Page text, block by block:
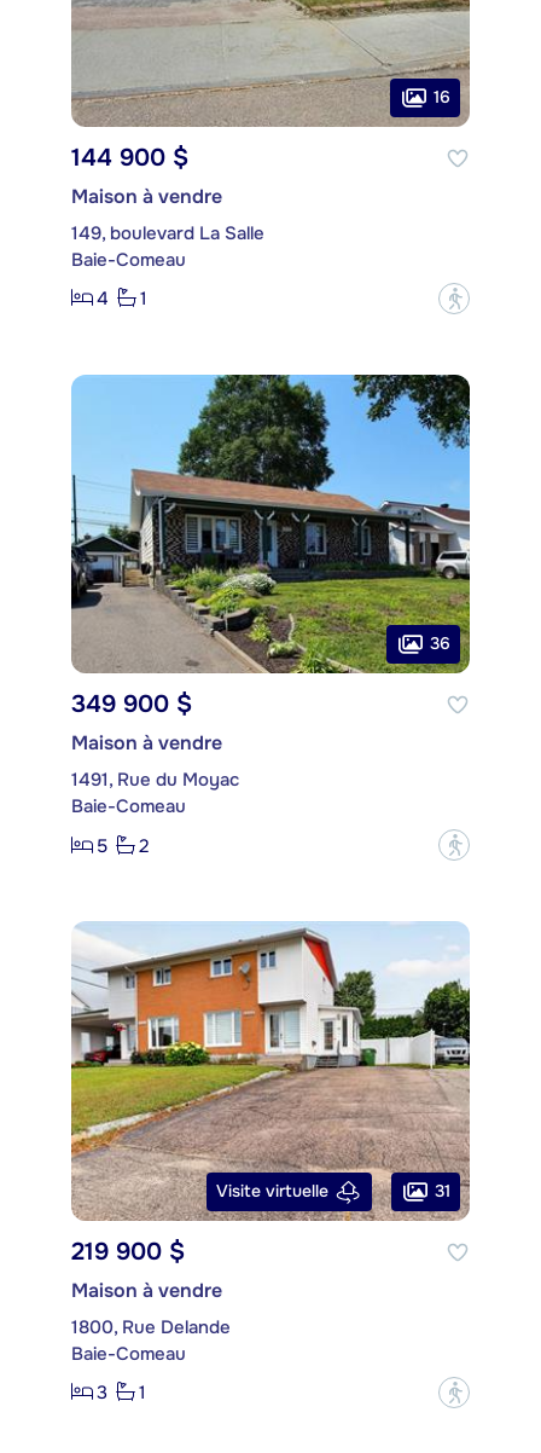
16
144 900 $
Maison à vendre
149, boulevard La Salle
Baie-Comeau
4
1 ?
36
349 900 $
Maison à vendre
1491, Rue du Moyac
Baie-Comeau
5
2 ?
Visite virtuelle 31
219 900 $
Maison à vendre
1800, Rue Delande
Baie-Comeau
3
1 ?